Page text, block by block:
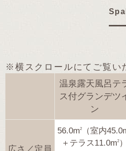
※横スクロールにてご覧い
温泉露天風呂テ
ス付グランデツ
ン
広さ／定員
56.0m2 （室内
＋テラス11.0m2 ）